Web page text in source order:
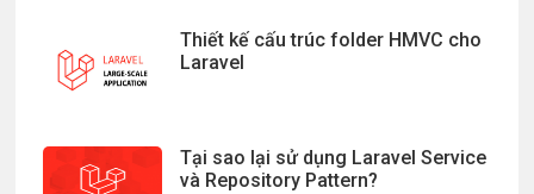
Thiết kế cấu trúc folder HMVC cho
Laravel
Tại sao lại sử dụng Laravel Service
và Repository Pattern?